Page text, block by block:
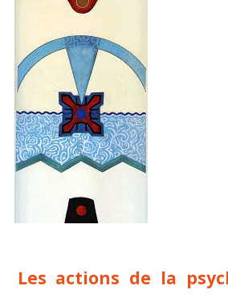
Les actions de la